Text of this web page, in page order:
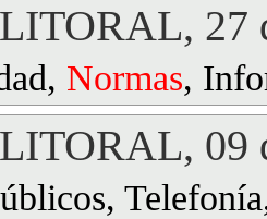
27
Normas,
09